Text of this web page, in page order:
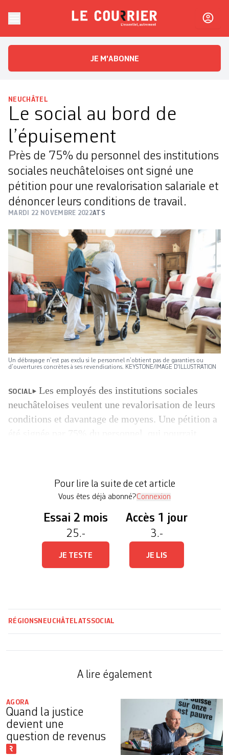
Le CourrierL'essentiel, autrement
JE M'ABONNE
NEUCHÂTEL
Le social au bord de
l’épuisement
Près de 75% du personnel des institutions
sociales neuchâteloises ont signé une
pétition pour une revalorisation salariale et
dénoncer leurs conditions de travail.
MARDI 22 NOVEMBRE 2022ATS
Un débrayage n’est pas exclu si le personnel n’obtient pas de garanties ou
d’ouvertures concrètes à ses revendications. KEYSTONE/IMAGE D'ILLUSTRATION
SOCIAL
Les employés des institutions sociales
neuchâteloises veulent une revalorisation de leurs
conditions et davantage de moyens. Une pétition a
manque de personnel qualifié qu’on ne […]
Pour lire la suite de cet article
Vous êtes déjà abonné?Connexion
Essai 2 mois
25.-
JE TESTE
Accès 1 jour
3.-
JE LIS
RÉGIONS NEUCHÂTELATSSOCIAL
A lire également
AGORA
Quand la justice
devient une
question de revenus